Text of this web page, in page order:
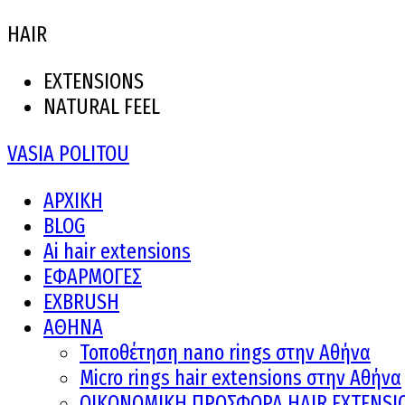
HAIR
EXTENSIONS
NATURAL FEEL
VASIA POLITOU
ΑΡΧΙΚΗ
BLOG
Ai hair extensions
ΕΦΑΡΜΟΓΕΣ
EXBRUSH
ΑΘΗΝΑ
Τοποθέτηση nano rings στην Αθήνα
Micro rings hair extensions στην Αθήνα